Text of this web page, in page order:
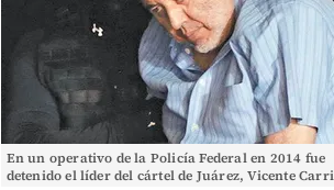
En un operativo de la Policía Federal en 2014 fue
detenido el líder del cártel de Juárez, Vicente